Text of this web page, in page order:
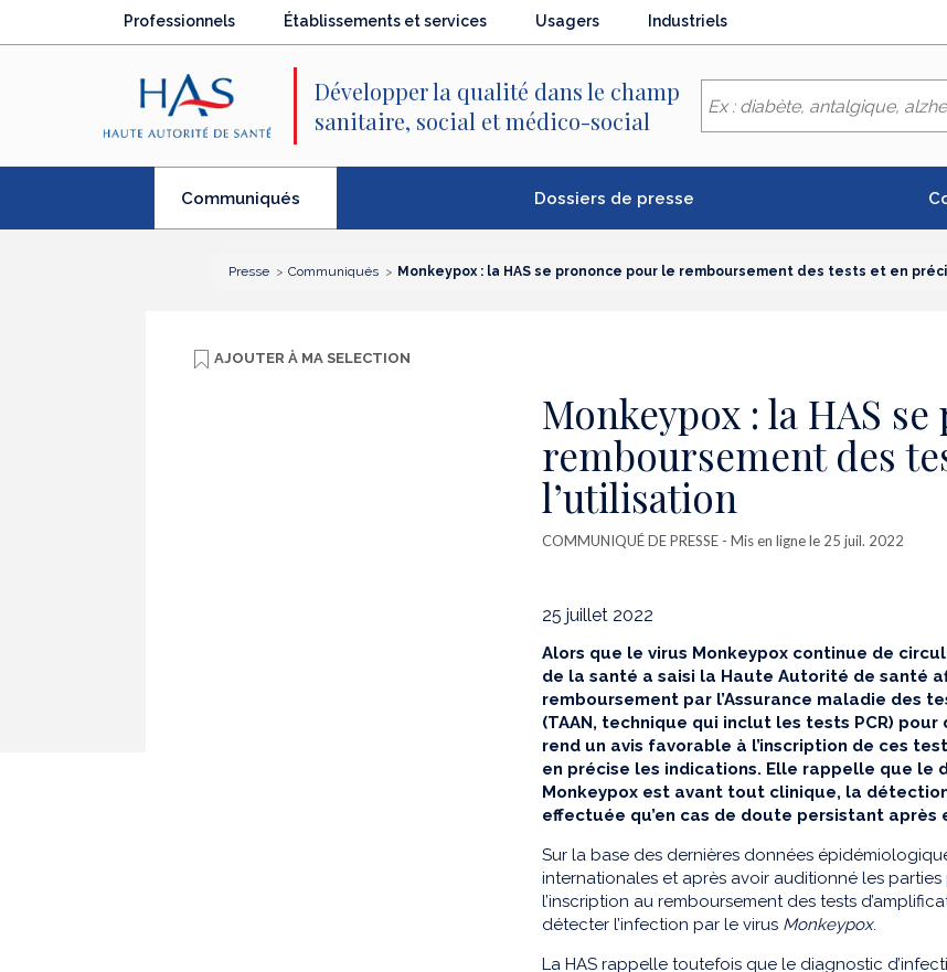
Professionnels Établissements et services Usagers Industriels
Développer la qualité dans le champ
sanitaire, social et médico-social
Communiqués(élément
Dossiers de presse
Presse Communiqués Monkeypox : la HAS se prononce pour le remboursement des tests et en
AJOUTER À MA SELECTION
Monkeypox : la HAS
remboursement des
l’utilisation
COMMUNIQUÉ DE PRESSE - Mis en ligne le 25 juil. 2022
25 juillet 2022
Alors que le virus Monkeypox continue de
de la santé a saisi la Haute Autorité de santé
remboursement par l’Assurance maladie des
(TAAN, technique qui inclut les tests PCR) pour
rend un avis favorable à l’inscription de ces
en précise les indications. Elle rappelle que le
Monkeypox est avant tout clinique, la
effectuée qu’en cas de doute persistant après
Sur la base des dernières données
internationales et après avoir auditionné les
l’inscription au remboursement des tests
détecter l’infection par le virus Monkeypox.
La HAS rappelle toutefois que le diagnostic